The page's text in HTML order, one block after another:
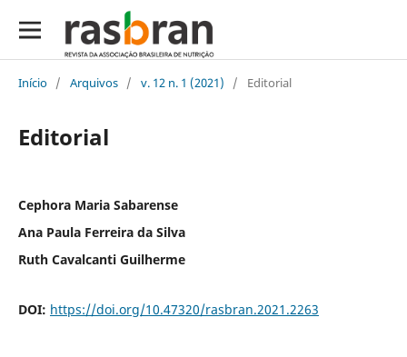
Início / Arquivos / v. 12 n. 1 (2021) / Editorial
Editorial
Cephora Maria Sabarense
Ana Paula Ferreira da Silva
Ruth Cavalcanti Guilherme
DOI: https://doi.org/10.47320/rasbran.2021.2263